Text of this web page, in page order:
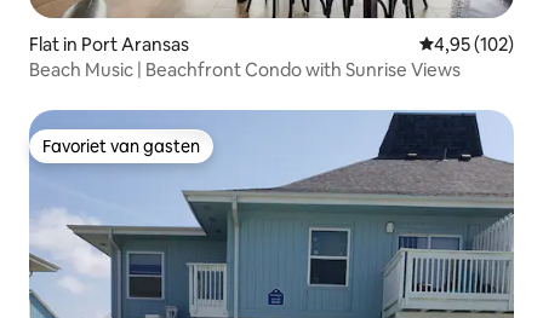
Flat in Port Aransas Gemiddelde
4,95 (102)
Beach Music | Beachfront Condo with Sunrise Views
Favoriet van gasten
Favoriet van gasten